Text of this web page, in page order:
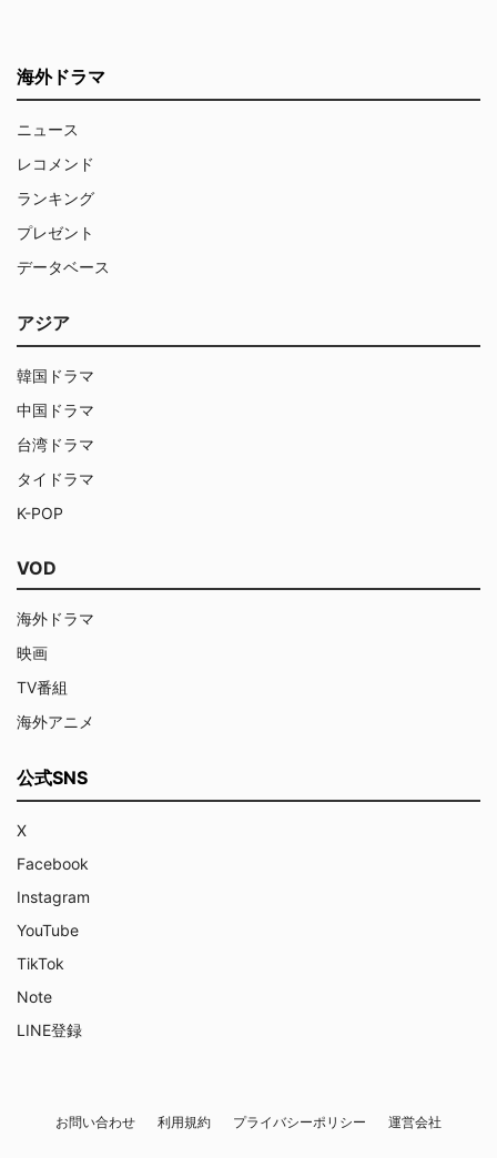
海外ドラマ
ニュース
レコメンド
ランキング
プレゼント
データベース
アジア
韓国ドラマ
中国ドラマ
台湾ドラマ
タイドラマ
K-POP
VOD
海外ドラマ
映画
TV番組
海外アニメ
公式SNS
X
Facebook
Instagram
YouTube
TikTok
Note
LINE登録
お問い合わせ 利用規約 プライバシーポリシー 運営会社